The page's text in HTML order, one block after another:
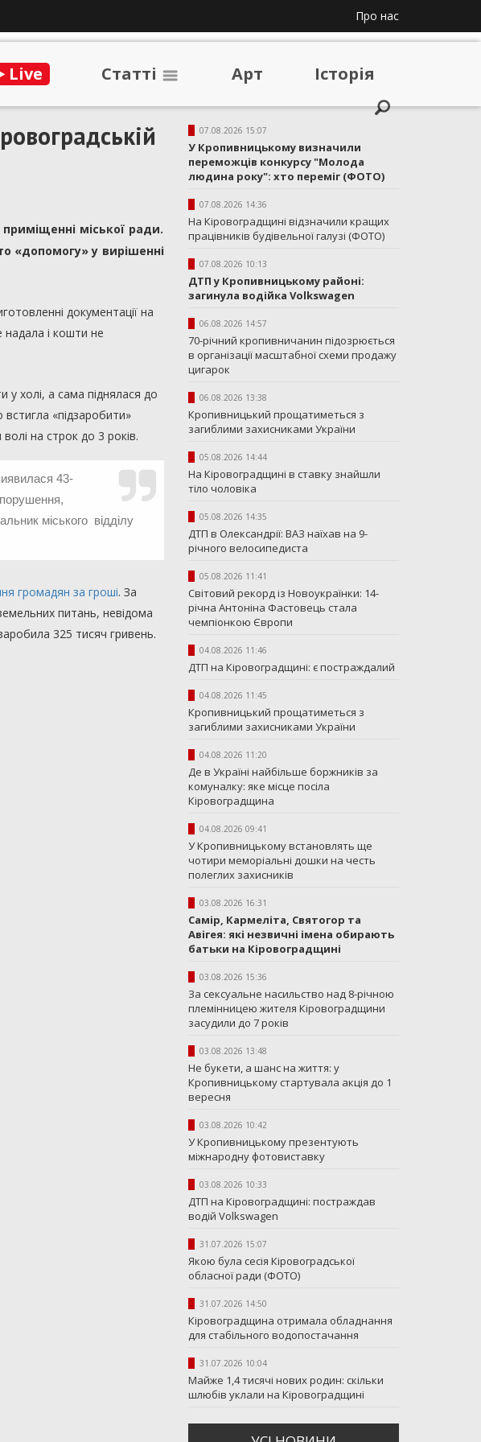
Про нас
Live Статтi Арт Iсторiя
міської ради.
«допомогу» у вирішенні
документації на
надала і кошти не
у холі, а сама піднялася до
«підзаробити»
на строк до 3 років.
43-
міського відділу
громадян за гроші. За
питань, невідома
325 тисяч гривень.
07.08.2026 15:07
У Кропивницькому визначили
переможців конкурсу "Молода
людина року": хто переміг (ФОТО)
07.08.2026 14:36
На Кіровоградщині відзначили кращих
працівників будівельної галузі (ФОТО)
07.08.2026 10:13
ДТП у Кропивницькому районі:
загинула водійка Volkswagen
06.08.2026 14:57
70-річний кропивничанин підозрюється
в організації масштабної схеми продажу
цигарок
06.08.2026 13:38
Кропивницький прощатиметься з
загиблими захисниками України
05.08.2026 14:44
На Кіровоградщині в ставку знайшли
тіло чоловіка
05.08.2026 14:35
ДТП в Олександрії: ВАЗ наїхав на 9-
річного велосипедиста
05.08.2026 11:41
Світовий рекорд із Новоукраїнки: 14-
річна Антоніна Фастовець стала
чемпіонкою Європи
04.08.2026 11:46
ДТП на Кіровоградщині: є постраждалий
04.08.2026 11:45
Кропивницький прощатиметься з
загиблими захисниками України
04.08.2026 11:20
Де в Україні найбільше боржників за
комуналку: яке місце посіла
Кіровоградщина
04.08.2026 09:41
У Кропивницькому встановлять ще
чотири меморіальні дошки на честь
полеглих захисників
03.08.2026 16:31
Самір, Кармеліта, Святогор та
Авігея: які незвичні імена обирають
батьки на Кіровоградщині
03.08.2026 15:36
За сексуальне насильство над 8-річною
племінницею жителя Кіровоградщини
засудили до 7 років
03.08.2026 13:48
Не букети, а шанс на життя: у
Кропивницькому стартувала акція до 1
вересня
03.08.2026 10:42
У Кропивницькому презентують
міжнародну фотовиставку
03.08.2026 10:33
ДТП на Кіровоградщині: постраждав
водій Volkswagen
31.07.2026 15:07
Якою була сесія Кіровоградської
обласної ради (ФОТО)
31.07.2026 14:50
Кіровоградщина отримала обладнання
для стабільного водопостачання
31.07.2026 10:04
Майже 1,4 тисячі нових родин: скільки
шлюбів уклали на Кіровоградщині